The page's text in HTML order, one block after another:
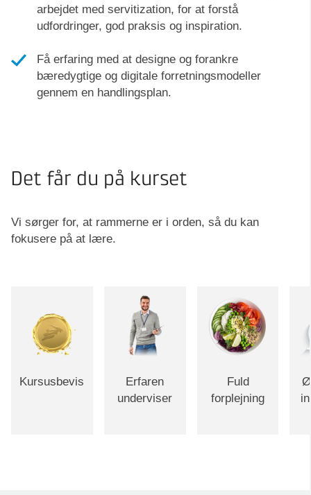
arbejdet med servitization, for at forstå
udfordringer, god praksis og inspiration.
Få erfaring med at designe og forankre
bæredygtige og digitale forretningsmodeller
gennem en handlingsplan.
Det får du på kurset
Vi sørger for, at rammerne er i orden, så du kan
fokusere på at lære.
Kursusbevis
Erfaren
underviser
Fuld
forplejning